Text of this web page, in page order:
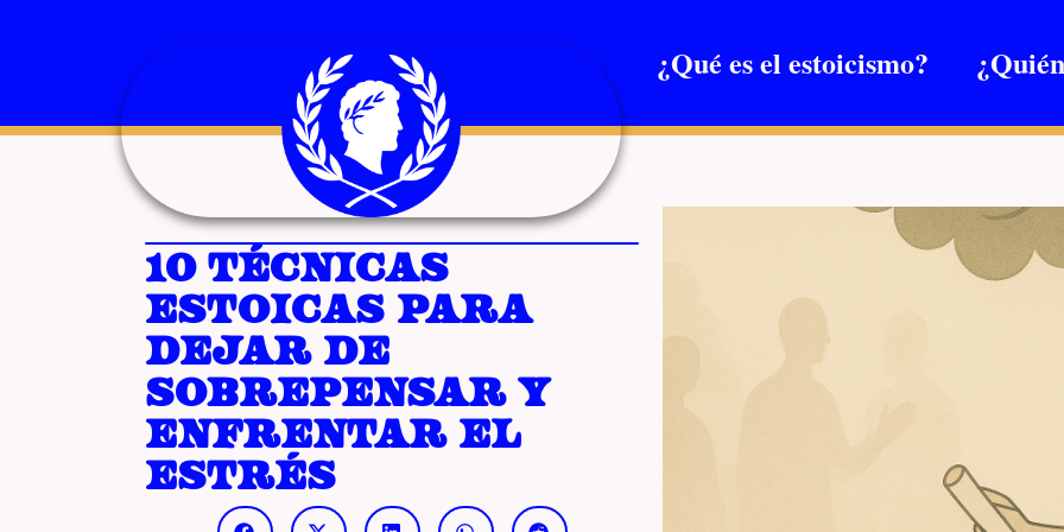
¿Qué es el estoicismo?
10 técnicas
estoicas para
dejar de
sobrepensar y
enfrentar el
estrés